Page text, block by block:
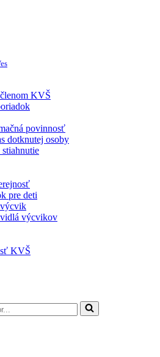
KVŠ
povinnosť
dotknutej osoby
pre deti
výcvikov
KVŠ